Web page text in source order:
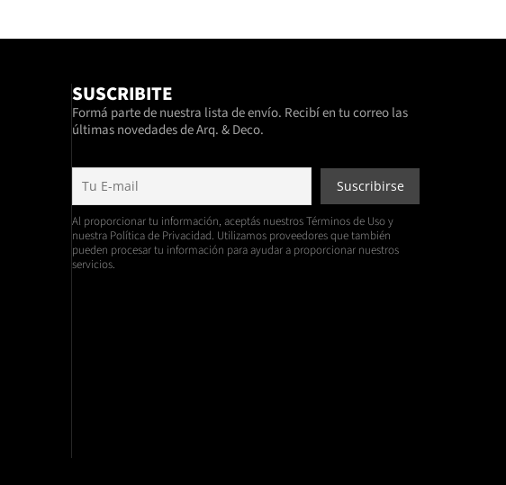
SUSCRIBITE
Formá parte de nuestra lista de envío. Recibí en tu correo las
últimas novedades de Arq. & Deco.
Al proporcionar tu información, aceptás nuestros Términos de Uso y
nuestra Política de Privacidad. Utilizamos proveedores que también
pueden procesar tu información para ayudar a proporcionar nuestros
servicios.